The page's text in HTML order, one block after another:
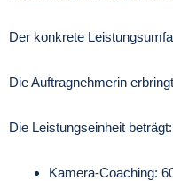
Der konkrete
Die Auftragnehmerin
Die Leistungseinheit beträgt:
Kamera-Coaching: